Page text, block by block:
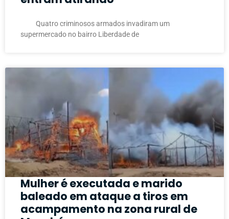
Quatro criminosos armados invadiram um
supermercado no bairro Liberdade de
Mulher é executada e marido
baleado em ataque a tiros em
acampamento na zona rural de